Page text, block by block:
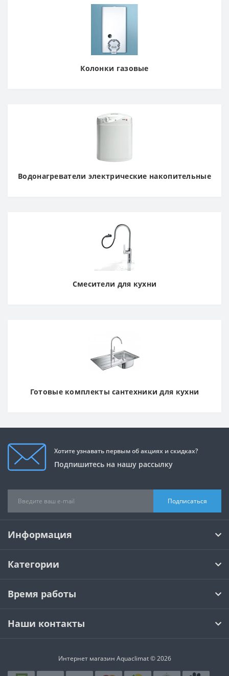
Колонки газовые
Водонагреватели электрические накопительные
Смесители для кухни
Готовые комплекты сантехники для кухни
Хотите узнавать первым об акциях и скидках?
Подпишитесь на нашу рассылку
Подписаться
Информация
Категории
Время работы
Наши контакты
Интернет магазин Aquaclimat © 2026